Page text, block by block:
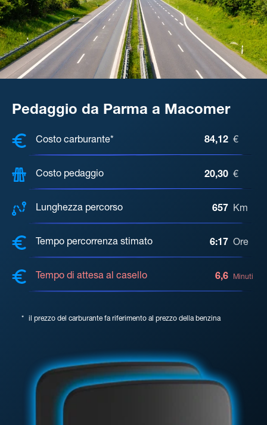
Pedaggio da Parma a Macomer
COSTI, DISTANZA, TEMPO DI
Costo carburante* 84,12 €
Costo pedaggio 20,30 €
Lunghezza percorso 657 Km
Tempo percorrenza stimato 6:17 Ore
Tempo di attesa al casello 6,6 Minuti
* il prezzo del carburante fa riferimento al prezzo della benzina